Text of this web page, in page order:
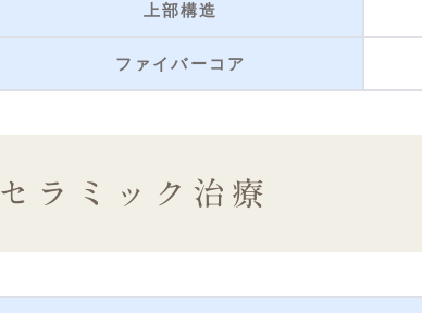
上部構造
ファイバーコア
セラミック治療